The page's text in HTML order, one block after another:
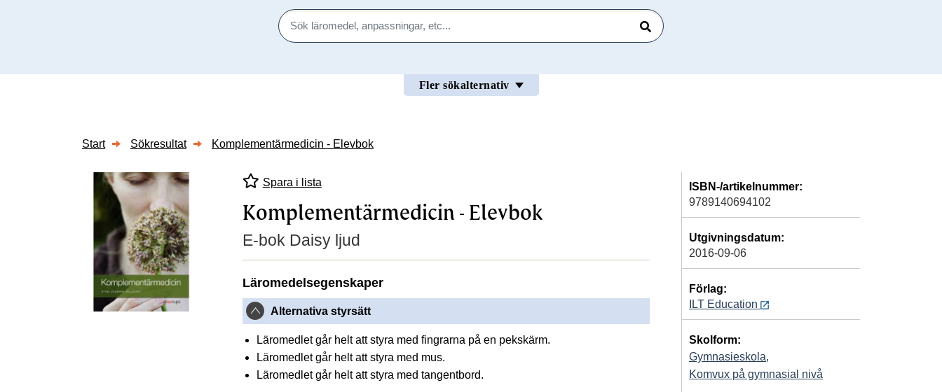
Sök
Sök
Fler sökalternativ
Start Sökresultat Komplementärmedicin - Elevbok
Spara i lista
Komplementärmedicin - Elevbok
E-bok Daisy ljud
Läromedelsegenskaper
Alternativa styrsätt
Läromedlet går helt att styra med fingrarna på en pekskärm.
Läromedlet går helt att styra med mus.
Läromedlet går helt att styra med tangentbord.
ISBN-/artikelnummer:
9789140694102
Utgivningsdatum:
2016-09-06
Förlag:
ILT Education
Skolform:
Gymnasieskola,
Komvux på gymnasial nivå